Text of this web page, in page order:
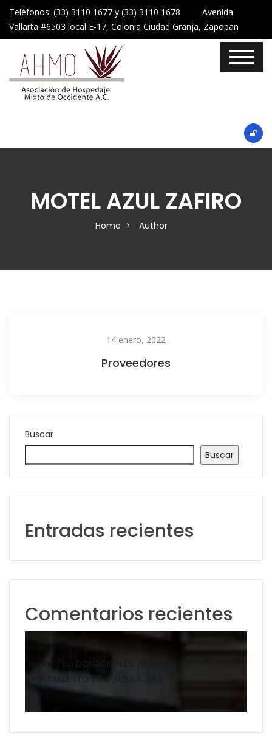
Teléfonos: (33) 3110 1677 y (33) 3110 1678 Avenida
Vallarta #6503 local E-17, Colonia Ciudad Granja, Zapopan
MOTEL AZUL ZAFIRO
Home Author
14 enero, 2022
Proveedores
Buscar
Buscar
Entradas recientes
Comentarios recientes
DONACION DE JUGUETES AL
AYUNTAMIENTO DE GUADALAJARA